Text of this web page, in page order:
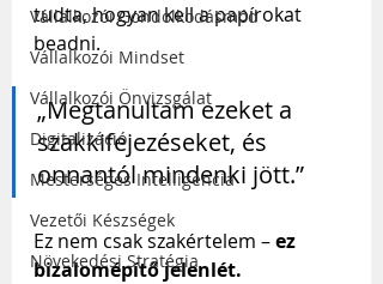
Vállalkozói Gondolkodásmód
Vállalkozói Mindset
Vállalkozói Önvizsgálat
Digitalizáció
Mesterséges Intelligencia
Vezetői Készségek
Növekedési Stratégia
tudta, hogyan kell a papírokat
beadni.
„Megtanultam ezeket a
szakkifejezéseket, és
onnantól mindenki jött.”
Ez nem csak szakértelem – ez
bizalomépítő jelenlét.